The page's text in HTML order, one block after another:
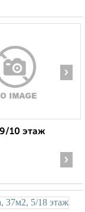
›
10 этаж
›